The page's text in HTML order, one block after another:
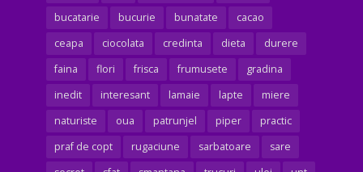
bucatarie
bucurie bunatate
cacao
ceapa
ciocolata credinta dieta
durere
faina
flori frisca frumusete
gradina
inedit
interesant lamaie lapte
miere
naturiste
oua patrunjel piper
practic
praf de copt
rugaciune sarbatoare
sare